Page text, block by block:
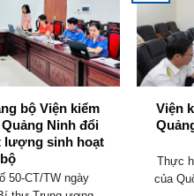
bộ Viện kiểm
Ninh đổi
lượng sinh hoạt
50-CT/TW ngày
Viện
Thực
của